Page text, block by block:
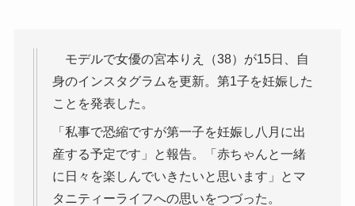
モデルで女優の宮本りえ（38）が15日、自
身のインスタグラムを更新。第1子を妊娠した
ことを発表した。
「私事で恐縮ですが第一子を妊娠し八月に出
産する予定です」と報告。「赤ちゃんと一緒
に日々を楽しんでいきたいと思います」とマ
タニティーライフへの思いをつづった。